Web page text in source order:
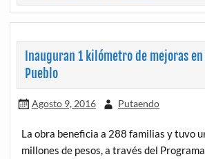
Inauguran 1 kilómetro de mejoras en
Pueblo
Agosto 9, 2016 Putaendo
La obra beneficia a 288 familias y tuvo
millones de pesos, a través del